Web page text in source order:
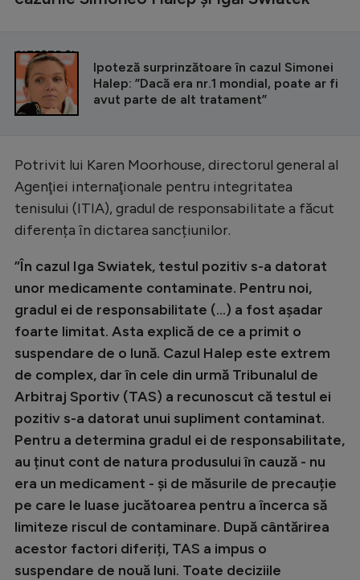
Tenis
Natație
Formula 1
Rugby
Ciclism
JO 2024
Intră în cont
Creează cont
CITEȘTE ȘI
Ipoteză surprinzătoare în cazul Simonei
Halep: ”Dacă era nr.1 mondial, poate ar fi
avut parte de alt tratament”
Potrivit lui Karen Moorhouse, directorul general al
Agenţiei internaţionale pentru integritatea
tenisului (ITIA), gradul de responsabilitate a făcut
diferența în dictarea sancțiunilor.
”În cazul Iga Swiatek, testul pozitiv s-a datorat
unor medicamente contaminate. Pentru noi,
gradul ei de responsabilitate (...) a fost așadar
foarte limitat. Asta explică de ce a primit o
suspendare de o lună. Cazul Halep este extrem
de complex, dar în cele din urmă Tribunalul de
Arbitraj Sportiv (TAS) a recunoscut că testul ei
pozitiv s-a datorat unui supliment contaminat.
Pentru a determina gradul ei de responsabilitate,
au ținut cont de natura produsului în cauză - nu
era un medicament - și de măsurile de precauție
pe care le luase jucătoarea pentru a încerca să
limiteze riscul de contaminare. După cântărirea
acestor factori diferiți, TAS a impus o
suspendare de nouă luni. Toate deciziile